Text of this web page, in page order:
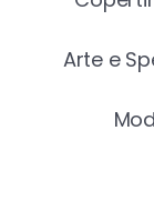
Arte e